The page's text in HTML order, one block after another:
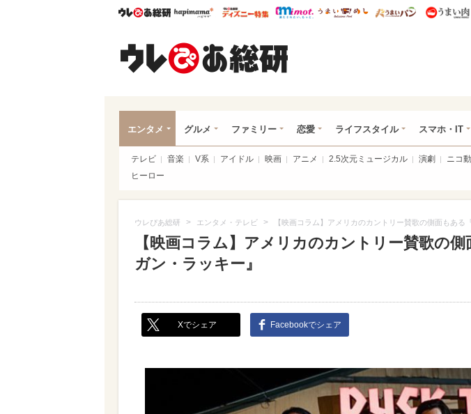
ウレぴあ総研ハピママ* ウレぴあ総研 ディズニー特集
mimot. うまいめし うまいパン
エンタメ グルメ ファミリー 恋愛 ライフスタイル スマホ・IT
テレビ 音楽 V系 アイドル 映画 アニメ 2.5次元ミュージカル 演劇 ニコ動
ヒーロー
ウレぴあ総研 > エンタメ・テレビ > 【映画コラム】アメリカのカントリー賛歌の側面もある
【映画コラム】アメリカのカントリー賛歌の
ガン・ラッキー』
Xでシェア Facebookでシェア